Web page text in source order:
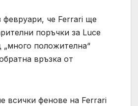
февруари, че Ferrari ще
поръчки за Luce
„много положителна“
връзка от
всички фенове на Ferrari